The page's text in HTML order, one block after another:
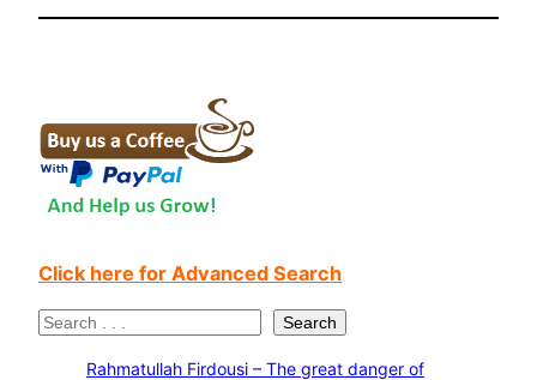
Click here for Advanced Search
S
Search
Rahmatullah Firdousi – The great danger of